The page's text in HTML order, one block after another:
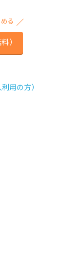
る
）
用の方）